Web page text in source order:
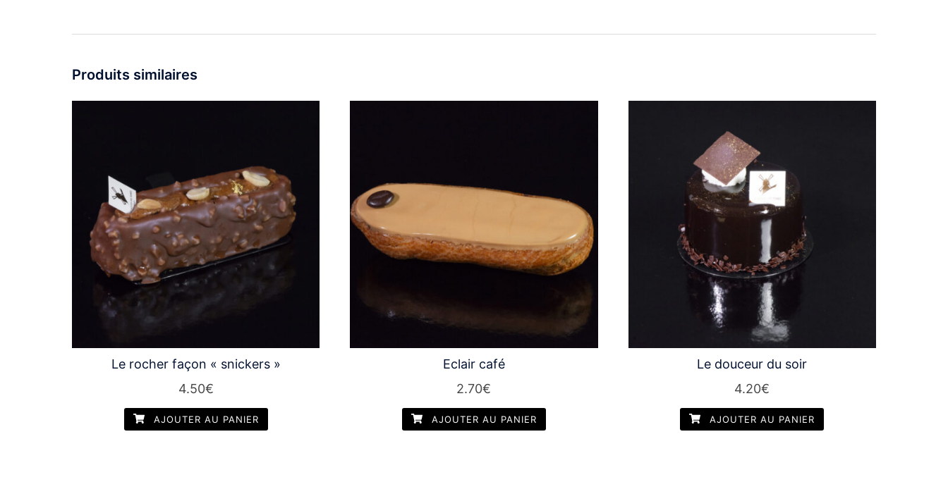
Produits similaires
Le rocher façon « snickers »
4.50€
AJOUTER AU PANIER
Eclair café
2.70€
AJOUTER AU PANIER
Le douceur du soir
4.20€
AJOUTER AU PANIER